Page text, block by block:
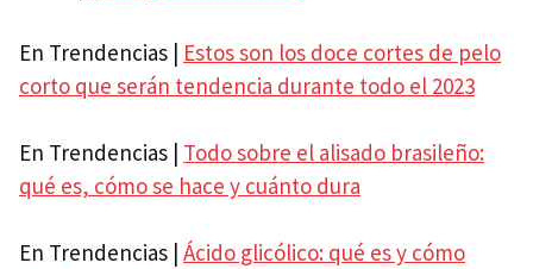
En Trendencias | Estos son los doce cortes de pelo
corto que serán tendencia durante todo el 2023
En Trendencias | Todo sobre el alisado brasileño:
qué es, cómo se hace y cuánto dura
En Trendencias | Ácido glicólico: qué es y cómo